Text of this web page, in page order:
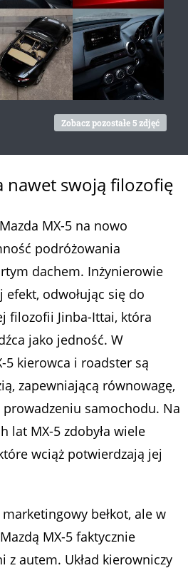
Zobacz pozostałe 5 zdjęć
nawet swoją filozofię
MX-5 na nowo
podróżowania
dachem. Inżynierowie
odwołując się do
filozofii Jinba-Ittai, która
jako jedność. W
5 kierowca i roadster są
zapewniającą równowagę,
samochodu. Na
lat MX-5 zdobyła wiele
wciąż potwierdzają jej
bełkot, ale w
MX-5 faktycznie
z autem. Układ kierowniczy